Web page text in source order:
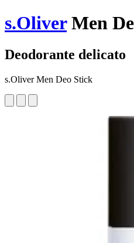
s.OliverMen
Deodorante delicato
s.Oliver Men Deo Stick